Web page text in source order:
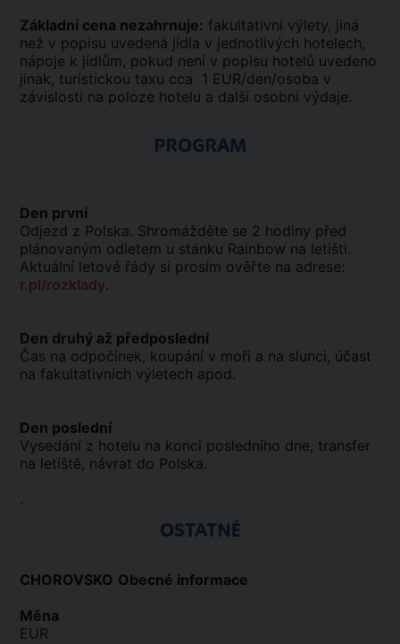
Základní cena nezahrnuje: fakultativní výlety, jiná
než v popisu uvedená jídla v jednotlivých hotelech,
nápoje k jídlům, pokud není v popisu hotelů uvedeno
jinak, turistickou taxu cca 1 EUR/den/osoba v
závislosti na poloze hotelu a další osobní výdaje.
PROGRAM
Den první
Odjezd z Polska. Shromážděte se 2 hodiny před
plánovaným odletem u stánku Rainbow na letišti.
Aktuální letové řády si prosím ověřte na adrese:
r.pl/rozklady.
Den druhý až předposlední
Čas na odpočinek, koupání v moři a na slunci, účast
na fakultativních výletech apod.
Den poslední
Vysedání z hotelu na konci posledního dne, transfer
na letiště, návrat do Polska.
.
OSTATNÉ
CHOROVSKO Obecné informace
Měna
EUR